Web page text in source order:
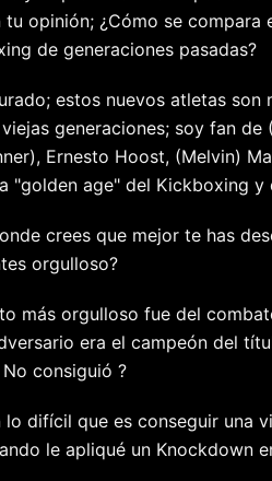
opinión; ¿Cómo se compara
de generaciones pasadas?
estos nuevos atletas
generaciones; soy fan de
Ernesto Hoost, (Melvin)
"golden age" del Kickboxing y
crees que mejor te has
orgulloso?
más orgulloso fue del
era el campeón del
consiguió ?
lo difícil que es conseguir una
le apliqué un Knockdown